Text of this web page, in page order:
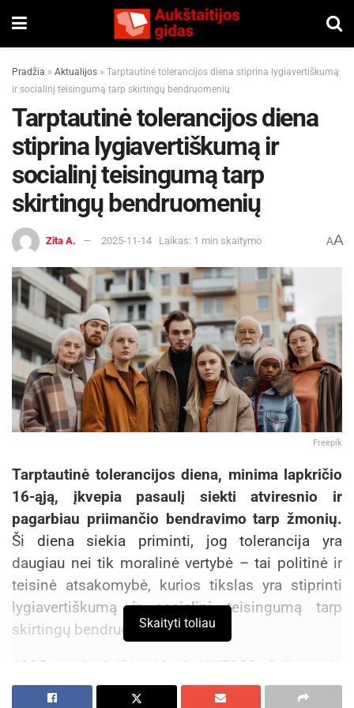
Pradžia » Aktualijos » Tarptautinė tolerancijos diena stiprina lygiavertiškumą
ir socialinį teisingumą tarp skirtingų bendruomenių
Tarptautinė tolerancijos diena
stiprina lygiavertiškumą ir
socialinį teisingumą tarp
skirtingų bendruomenių
Zita A. 2025-11-14 Laikas: 1 min skaitymo AA
Freepik
Tarptautinė tolerancijos diena, minima lapkričio
16-ąją, įkvepia pasaulį siekti atviresnio ir
pagarbiau priimančio bendravimo tarp žmonių.
Ši diena siekia priminti, jog tolerancija yra
daugiau nei tik moralinė vertybė – tai politinė ir
teisinė atsakomybė, kurios tikslas yra stiprinti
lygiavertiškumą ir socialinį teisingumą tarp
skirtingų bendruomenių.
1995 m. lapkričio 16 d. UNESCO šalių narių
priimtoje Tolerancijos principų
Skaityti toliau